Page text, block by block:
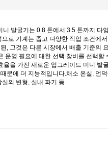
니 발굴기는 0.8 톤에서 3.5 톤까지 다
로 기계는 좁고 다양한 작업 조건에
, 그것은 다른 시장에서 배출 기준의
운영 필요에 대한 선택 장비를 선택할
율을 가진 새로운 업그레이드 미니 발
문에 더 지능적입니다.채소 온실, 언
의 변형, 실내 파기 등